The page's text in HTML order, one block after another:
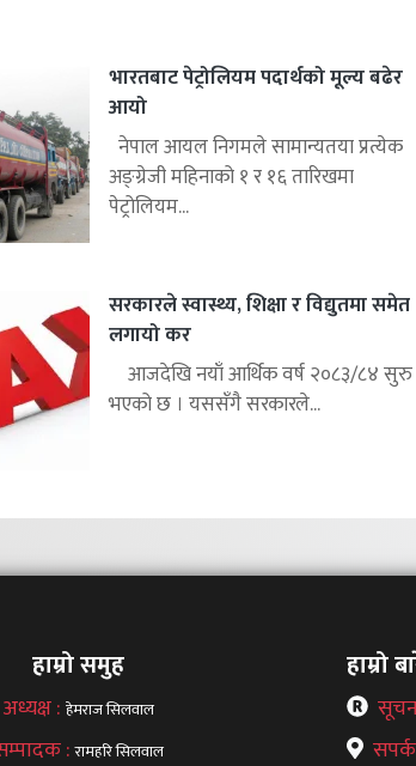
भारतबाट पेट्रोलियम पदार्थको मूल्य बढेर
आयो
नेपाल आयल निगमले सामान्यतया प्रत्येक
अङ्ग्रेजी महिनाको १ र १६ तारिखमा
पेट्रोलियम...
सरकारले स्वास्थ्य, शिक्षा र विद्युतमा समेत
लगायो कर
आजदेखि नयाँ आर्थिक वर्ष २०८३/८४ सुरु
भएको छ । यससँगै सरकारले...
हाम्रो समुह
अध्यक्ष :हेमराज सिलवाल
:रामहरि सिलवाल
हाम्रो
सपर्क